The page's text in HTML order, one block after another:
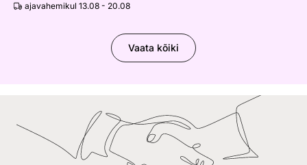
ajavahemikul 13.08 - 20.08
Vaata kõiki